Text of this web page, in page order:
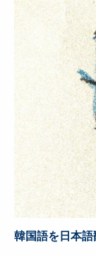
韓国語を日本